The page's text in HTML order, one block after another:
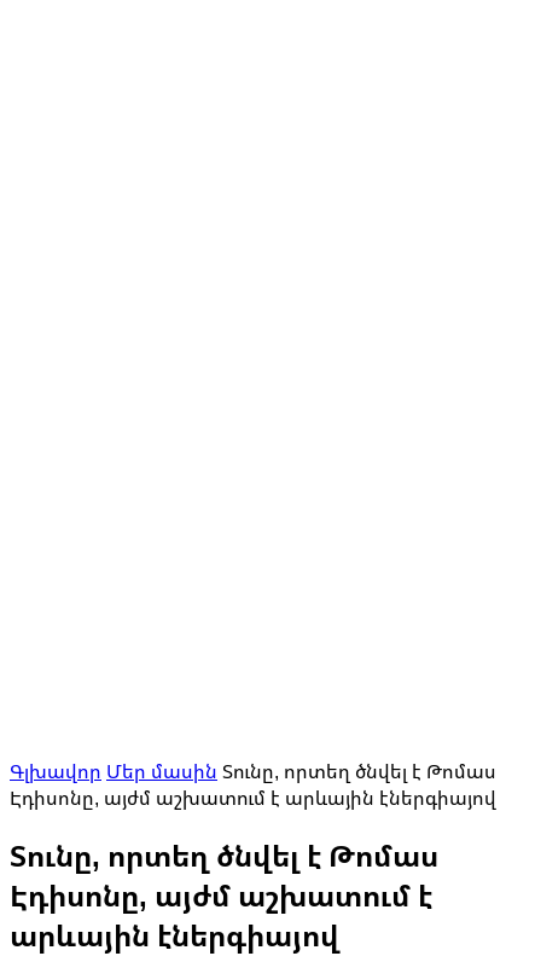
Գլխավոր Մեր մասին Տունը, որտեղ ծնվել է Թոմաս
Էդիսոնը, այժմ աշխատում է արևային էներգիայով
Տունը, որտեղ ծնվել է Թոմաս
Էդիսոնը, այժմ աշխատում է
արևային էներգիայով